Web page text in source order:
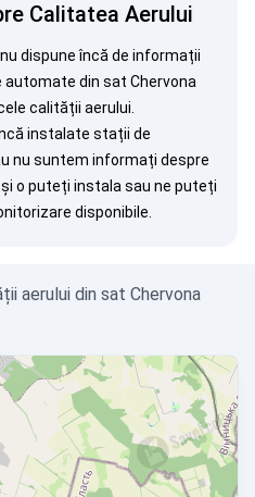
Calitatea Aerului
dispune încă de informații
din sat Chervona
calității aerului.
instalate stații de
nu suntem informați despre
și o puteți instala sau ne puteți
disponibile.
aerului din sat Chervona